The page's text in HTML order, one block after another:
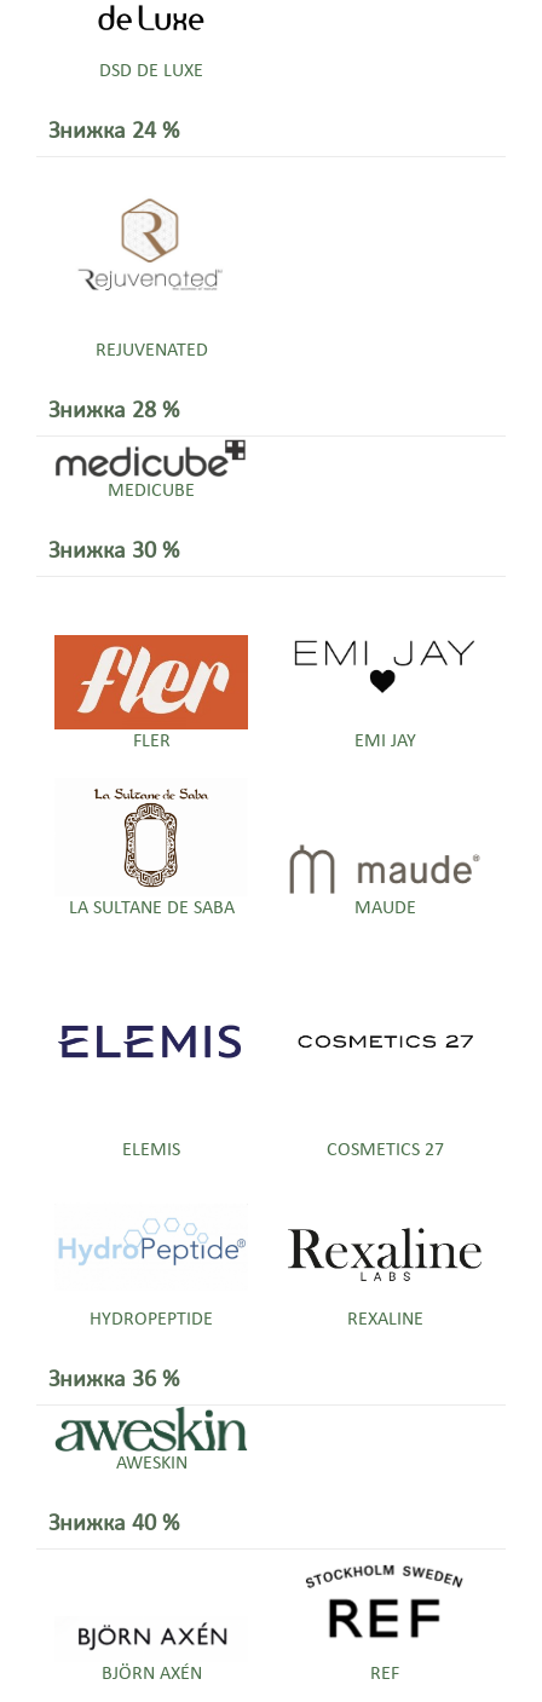
DSD DE LUXE
Знижка 24 %
REJUVENATED
Знижка 28 %
MEDICUBE
Знижка 30 %
FLER EMI JAY
LA SULTANE DE SABA MAUDE
ELEMIS COSMETICS 27
HYDROPEPTIDE REXALINE
Знижка 36 %
AWESKIN
Знижка 40 %
BJÖRN AXÉN REF